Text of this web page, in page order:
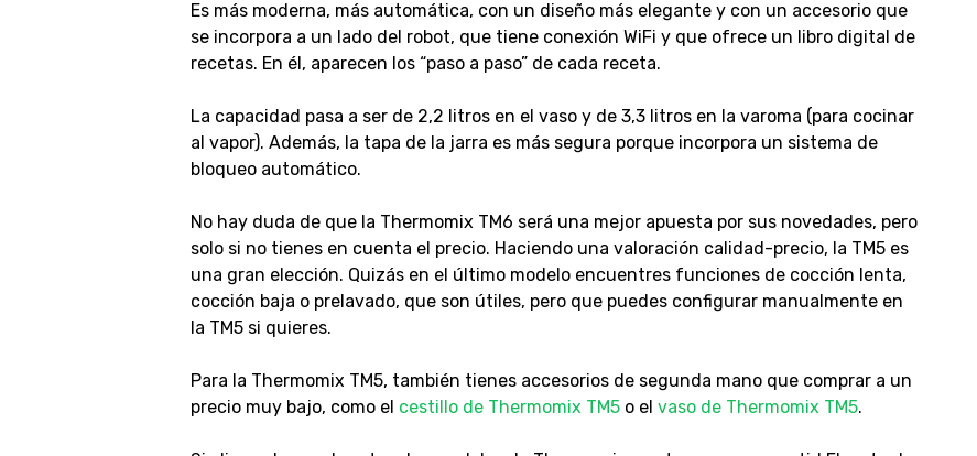
Es más moderna, más automática, con un diseño más elegante y con un accesorio que
se incorpora a un lado del robot, que tiene conexión WiFi y que ofrece un libro digital de
recetas. En él, aparecen los “paso a paso” de cada receta.
La capacidad pasa a ser de 2,2 litros en el vaso y de 3,3 litros en la varoma (para cocinar
al vapor). Además, la tapa de la jarra es más segura porque incorpora un sistema de
bloqueo automático.
No hay duda de que la Thermomix TM6 será una mejor apuesta por sus novedades, pero
solo si no tienes en cuenta el precio. Haciendo una valoración calidad-precio, la TM5 es
una gran elección. Quizás en el último modelo encuentres funciones de cocción lenta,
cocción baja o prelavado, que son útiles, pero que puedes configurar manualmente en
la TM5 si quieres.
Para la Thermomix TM5, también tienes accesorios de segunda mano que comprar a un
precio muy bajo, como el cestillo de Thermomix TM5o el vaso de Thermomix TM5.